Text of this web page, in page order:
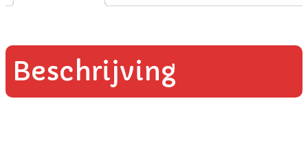
Beschrijving